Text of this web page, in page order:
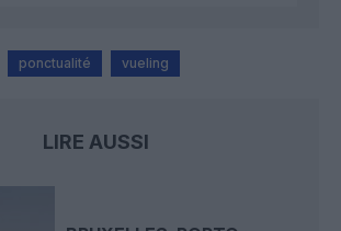
ponctualité vueling
LIRE AUSSI